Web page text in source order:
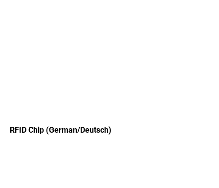
RFID Chip (German/Deutsch)